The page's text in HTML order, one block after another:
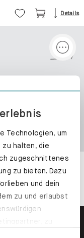
Technologien, um
halten, die
zugeschnittenes
zu bieten. Dazu
und dein
zu und erlaubst
Details